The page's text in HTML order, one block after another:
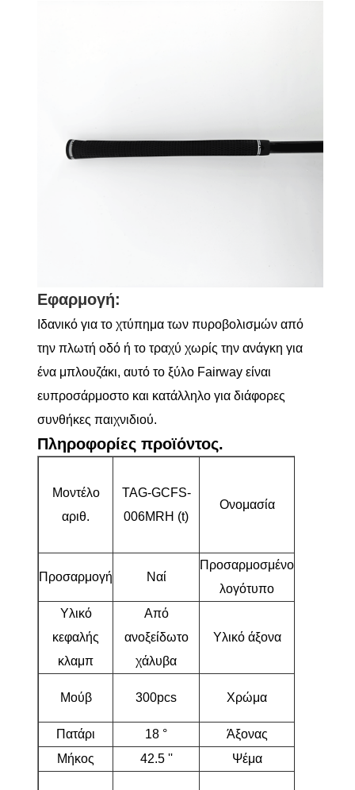
Εφαρμογή:
Ιδανικό για το χτύπημα των πυροβολισμών από
την πλωτή οδό ή το τραχύ χωρίς την ανάγκη για
ένα μπλουζάκι, αυτό το ξύλο Fairway είναι
ευπροσάρμοστο και κατάλληλο για διάφορες
συνθήκες παιχνιδιού.
Πληροφορίες προϊόντος.
Μοντέλο
αριθ.
TAG-GCFS-
006MRH (t)
Ονομασία
Προσαρμογή Ναί
Προσαρμοσμένο
λογότυπο
Υλικό
κεφαλής
κλαμπ
Από
ανοξείδωτο
χάλυβα
Υλικό άξονα
Μούβ 300pcs Χρώμα
Πατάρι
18 ° Άξονας
Μήκος
42.5 '' Ψέμα